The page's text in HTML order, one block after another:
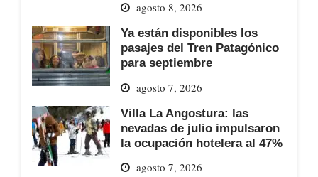
agosto 8, 2026
Ya están disponibles los
pasajes del Tren Patagónico
para septiembre
agosto 7, 2026
Villa La Angostura: las
nevadas de julio impulsaron
la ocupación hotelera al 47%
agosto 7, 2026